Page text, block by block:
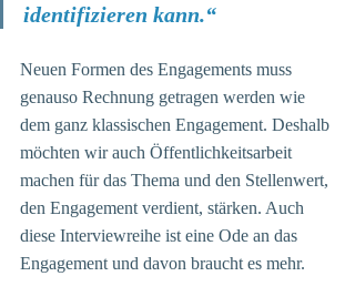
identifizieren kann.“
Neuen Formen des Engagements muss
genauso Rechnung getragen werden wie
dem ganz klassischen Engagement. Deshalb
möchten wir auch Öffentlichkeitsarbeit
machen für das Thema und den Stellenwert,
den Engagement verdient, stärken. Auch
diese Interviewreihe ist eine Ode an das
Engagement und davon braucht es mehr.